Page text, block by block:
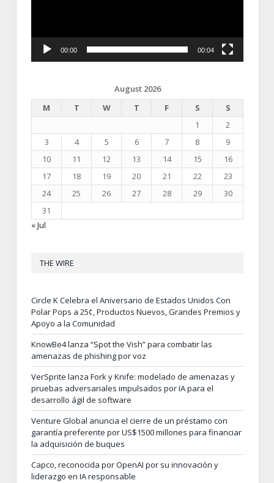
00:00 00:04
August 2026
M
T W T F S
S
1
2
3
4 5 6 7 8
9
10
11 12 13 14 15
16
17
18 19 20 21 22
23
24
25 26 27 28 29
30
31
« Jul
THE WIRE
Circle K Celebra el Aniversario de Estados Unidos Con
Polar Pops a 25¢, Productos Nuevos, Grandes Premios y
Apoyo a la Comunidad
KnowBe4 lanza “Spot the Vish” para combatir las
amenazas de phishing por voz
VerSprite lanza Fork y Knife: modelado de amenazas y
pruebas adversariales impulsados por IA para el
desarrollo ágil de software
Venture Global anuncia el cierre de un préstamo con
garantía preferente por US$1500 millones para financiar
la adquisición de buques
Capco, reconocida por OpenAI por su innovación y
liderazgo en IA responsable